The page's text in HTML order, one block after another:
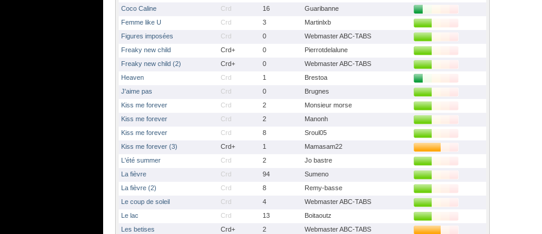
Coco Caline
Crd 16
Guaribanne
Femme like U
Crd 3
Martinlxb
Figures imposées
Crd 0
Webmaster ABC-TABS
Freaky new child
Crd+ 0
Pierrotdelalune
Freaky new child (2)
Crd+ 0
Webmaster ABC-TABS
Heaven
Crd 1
Brestoa
J'aime pas
Crd 0
Brugnes
Kiss me forever
Crd 2
Monsieur morse
Kiss me forever
Crd 2
Manonh
Kiss me forever
Crd 8
Sroul05
Kiss me forever (3)
Crd+ 1
Mamasam22
L'été summer
Crd 2
Jo bastre
La fièvre
Crd 94
Sumeno
La fièvre (2)
Crd 8
Remy-basse
Le coup de soleil
Crd 4
Webmaster ABC-TABS
Le lac
Crd 13
Boitaoutz
Les betises
Crd+ 2
Webmaster ABC-TABS